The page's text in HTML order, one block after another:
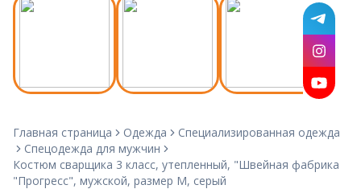
Главная страница Одежда
Специализированная одежда
Спецодежда для мужчин
Костюм сварщика 3 класс, утепленный, "Швейная фабрика
"Прогресс", мужской, размер М, серый